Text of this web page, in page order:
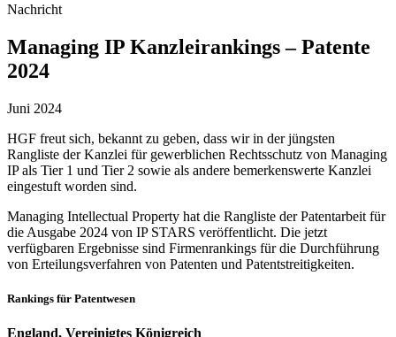
Nachricht
Managing IP Kanzleirankings – Patente
2024
Juni 2024
HGF freut sich, bekannt zu geben, dass wir in der jüngsten
Rangliste der Kanzlei für gewerblichen Rechtsschutz von Managing
IP als Tier 1 und Tier 2 sowie als andere bemerkenswerte Kanzlei
eingestuft worden sind.
Managing Intellectual Property hat die Rangliste der Patentarbeit für
die Ausgabe 2024 von IP STARS veröffentlicht. Die jetzt
verfügbaren Ergebnisse sind Firmenrankings für die Durchführung
von Erteilungsverfahren von Patenten und Patentstreitigkeiten.
Rankings für Patentwesen
England, Vereinigtes Königreich